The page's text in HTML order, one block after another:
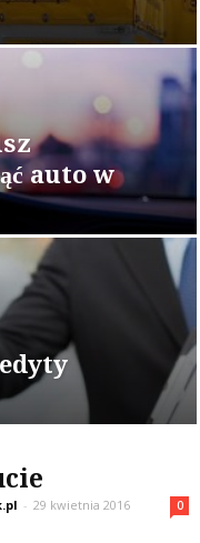
auto w
- 29 kwietnia 2016 0